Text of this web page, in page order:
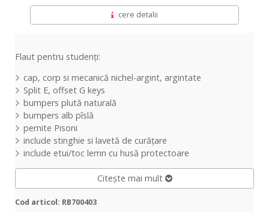
cere detalii
Flaut pentru studenți:
cap, corp si mecanică nichel-argint, argintate
Split E, offset G keys
bumpers plută naturală
bumpers alb pîslă
pernite Pisoni
include stinghie si lavetă de curățare
include etui/toc lemn cu husă protectoare
Citește mai mult
Cod articol: RB700403